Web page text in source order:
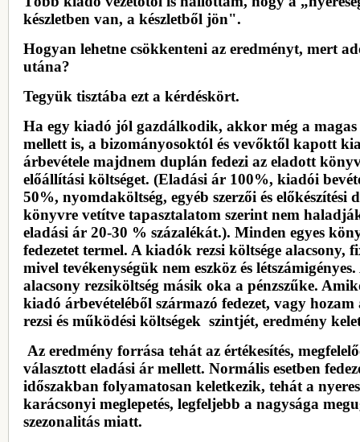
készletben van, a készletből jön".
Hogyan lehetne csökkenteni az eredményt, mert
utána?
Tegyük tisztába ezt a kérdéskört.
Ha egy kiadó jól gazdálkodik, akkor még a magas
mellett is, a bizományosoktól és vevőktől kapott
árbevétele majdnem duplán fedezi az eladott
előállítási költséget. (Eladási ár 100%, kiadói
50%, nyomdaköltség, egyéb szerzői és előkészítési
könyvre vetítve tapasztalatom szerint nem
eladási ár 20-30 % százalékát.). Minden egyes
fedezetet termel. A kiadók rezsi költsége alacsony,
mivel tevékenységük nem eszköz és létszámigényes.
alacsony rezsiköltség másik oka a pénzszűke.
kiadó árbevételéből származó fedezet, vagy hozam
rezsi és működési költségek szintjét, eredmény
Az eredmény forrása tehát az értékesítés,
választott eladási ár mellett. Normális esetben
időszakban folyamatosan keletkezik, tehát a
karácsonyi meglepetés, legfeljebb a nagysága
szezonalitás miatt.